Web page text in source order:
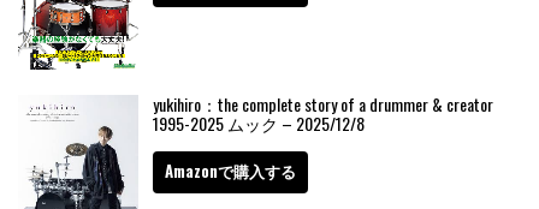
yukihiro：the complete story of a drummer & creator
1995-2025 ムック – 2025/12/8
Amazonで購入する